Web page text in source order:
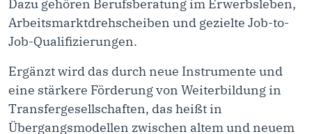
Dazu gehören Berufsberatung im Erwerbsleben,
Arbeitsmarktdrehscheiben und gezielte Job-to-
Job-Qualifizierungen.
Ergänzt wird das durch neue Instrumente und
eine stärkere Förderung von Weiterbildung in
Transfergesellschaften, das heißt in
Übergangsmodellen zwischen altem und neuem